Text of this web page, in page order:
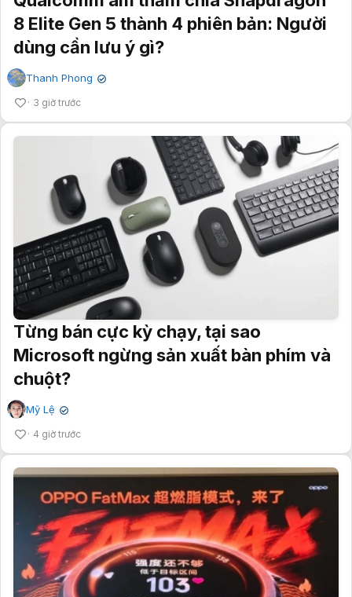
8 Elite Gen 5 thành 4 phiên bản: Người
dùng cần lưu ý gì?
Thanh Phong ✔
3 giờ trước
Từng bán cực kỳ chạy, tại sao
Microsoft ngừng sản xuất bàn phím và
chuột?
Mỹ Lệ ✔
4 giờ trước